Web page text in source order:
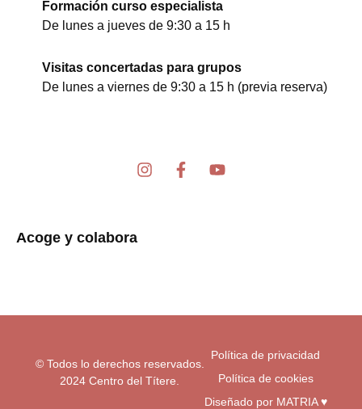
Formación curso especialista
De lunes a jueves de 9:30 a 15 h
Visitas concertadas para grupos
De lunes a viernes de 9:30 a 15 h (previa reserva)
I
F
f
Y
Acoge y colabora
© Todos lo derechos reservados.
2024 Centro del Títere.
Política de privacidad
Política de cookies
Diseñado por MATRIA ♥